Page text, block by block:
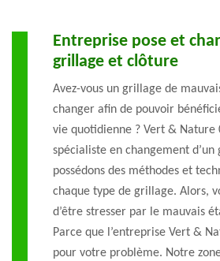
Entreprise pose et
grillage et clôture
Avez-vous un grillage de
changer afin de pouvoir
vie quotidienne ? Vert & Nature
spécialiste en changement d’un
possédons des méthodes et
chaque type de grillage. Alors,
d’être stresser par le mauvais
Parce que l’entreprise Vert &
pour votre problème. Notre